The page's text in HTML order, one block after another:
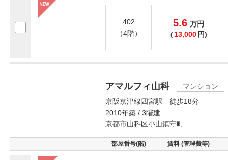
402
（4階）
5.6 万円
( 13,000 円)
アマルフィ山科
マンション
京阪京津線四宮駅 徒歩18分
2010年築 / 3階建
京都市山科区小山鎮守町
部屋番号(階) 賃料 (管理費等)